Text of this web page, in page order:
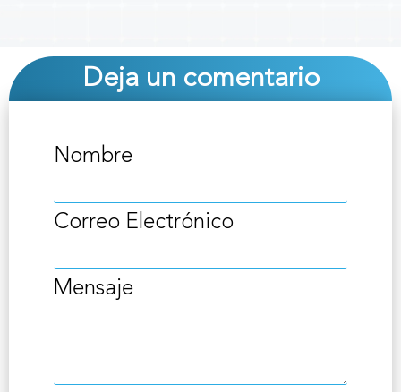
Deja un comentario
Nombre
Correo Electrónico
Mensaje